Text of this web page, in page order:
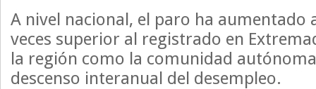
A nivel nacional, el paro ha
veces superior al registrado en
la región como la comunidad
descenso interanual del desempleo.